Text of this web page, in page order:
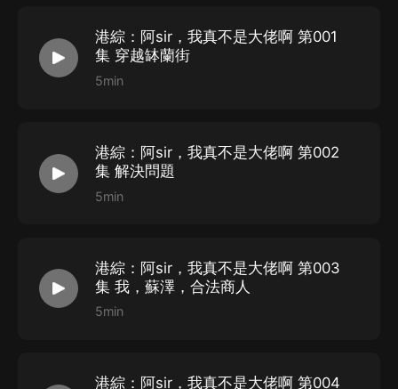
餅三，不可能的世界簽約作者，作品總字數累計超過五百
萬。
（做年番）。
【主播簡介】
港綜：阿sir，我真不是大佬啊 第001
集 穿越缽蘭街
5min
港綜：阿sir，我真不是大佬啊 第002
集 解決問題
5min
港綜：阿sir，我真不是大佬啊 第003
集 我，蘇澤，合法商人
5min
港綜：阿sir，我真不是大佬啊 第004